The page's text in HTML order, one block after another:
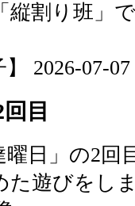
縦割り班」
】 2026-07-
目
曜日」の2回
た遊びをし